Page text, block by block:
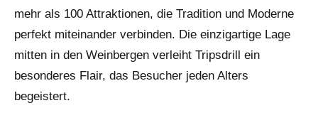
mehr als 100 Attraktionen, die Tradition und Moderne
perfekt miteinander verbinden. Die einzigartige Lage
mitten in den Weinbergen verleiht Tripsdrill ein
besonderes Flair, das Besucher jeden Alters
begeistert.